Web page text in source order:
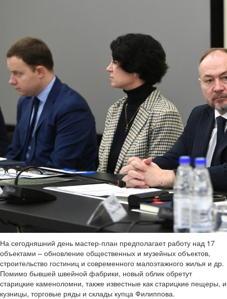
На сегодняшний день мастер-план предполагает работу над 17
объектами – обновление общественных и музейных объектов,
строительство гостиниц и современного малоэтажного жилья и др.
Помимо бывшей швейной фабрики, новый облик обретут
старицкие каменоломни, также известные как старицкие пещеры, и
кузницы, торговые ряды и склады купца Филиппова.